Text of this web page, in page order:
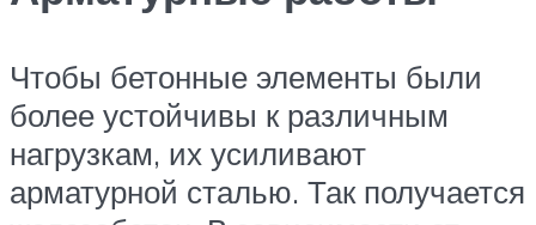
Чтобы бетонные элементы были
более устойчивы к различным
нагрузкам, их усиливают
арматурной сталью. Так получается